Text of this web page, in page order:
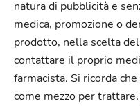
natura di pubblicità e
medica, promozione o
prodotto, nella scelta
contattare il proprio
farmacista. Si ricorda
come mezzo per